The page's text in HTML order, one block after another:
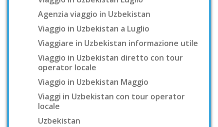
Agenzia viaggio in Uzbekistan
Viaggio in Uzbekistan a Luglio
Viaggiare in Uzbekistan informazione utile
Viaggio in Uzbekistan diretto con tour
operator locale
Viaggio in Uzbekistan Maggio
Viaggi in Uzbekistan con tour operator
locale
Uzbekistan